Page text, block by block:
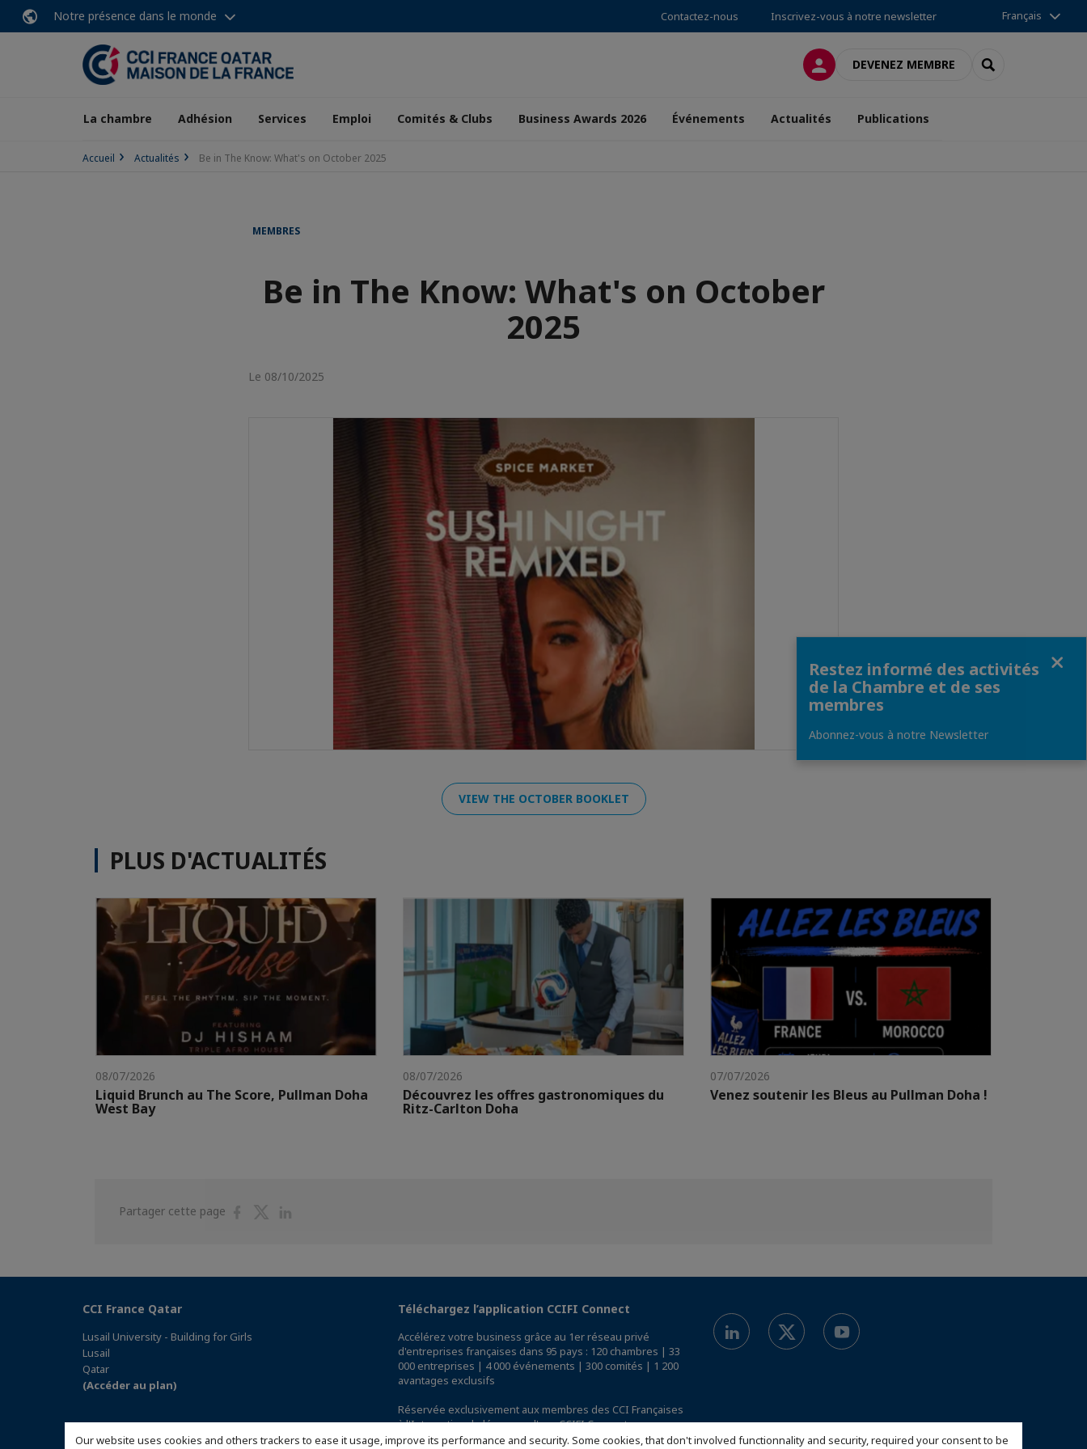
Our website uses cookies and others trackers to ease it usage, improve its performance and security. Some cookies, that don't involved functionnality and security, required your consent to be
Notre présence dans le monde Contactez-nous Inscrivez-vous à notre newsletter Français
CONNEXIONDEVENEZ MEMBRE RECHERCHER
La chambre Adhésion Services Emploi Comités & Clubs Business Awards 2026 Événements Actualités Publications
Accueil Actualités Be in The Know: What's on October 2025
MEMBRES
Be in The Know: What's on October
2025
Le 08/10/2025
VIEW THE OCTOBER BOOKLET
PLUS D'ACTUALITÉS
08/07/2026
Liquid Brunch au The Score, Pullman Doha
West Bay
08/07/2026
Découvrez les offres gastronomiques du
Ritz-Carlton Doha
07/07/2026
Venez soutenir les Bleus au Pullman Doha !
Partager cette page
PartagerPartager
CCI France Qatar
Lusail University - Building for Girls
Lusail
Qatar
(Accéder au plan)
Téléchargez l’application CCIFI Connect
Accélérez votre business grâce au 1er réseau privé
d'entreprises françaises dans 95 pays : 120 chambres | 33
000 entreprises | 4 000 événements | 300 comités | 1 200
avantages exclusifs
Réservée exclusivement aux membres des CCI Françaises
à l'International,découvrez l'app CCIFI Connect.
Restez informé des activités
de la Chambre et de ses
membres
Abonnez-vous à notre Newsletter